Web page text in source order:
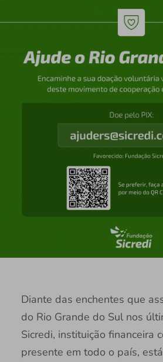
Diante das enchentes que
do Rio Grande do Sul nos
Sicredi, instituição financeira
presente em todo o país,